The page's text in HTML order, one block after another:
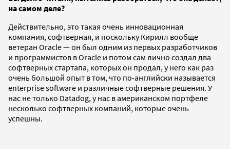
на самом деле?
Действительно, это такая очень инновационная
компания, софтверная, и поскольку Кирилл вообще
ветеран Oracle — он был одним из первых разработчиков
и программистов в Oracle и потом сам лично создал два
софтверных стартапа, которых он продал, у него как раз
очень большой опыт в том, что по-английски называется
enterprise software и различные софтверные решения. У
нас не только Datadog, у нас в американском портфеле
несколько софтверных компаний, которые очень
успешны.